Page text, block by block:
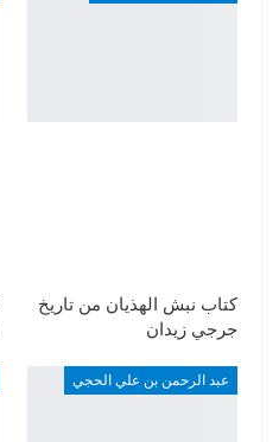
كتاب نبش الهذيان من تاريخ
جرجي زيدان
عبد الرحمن بن علي الحجي